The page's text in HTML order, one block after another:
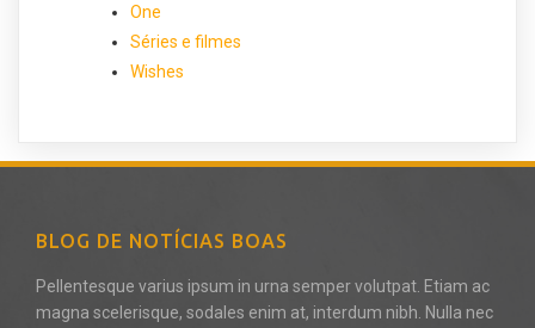
One
Séries e filmes
Wishes
BLOG DE NOTÍCIAS BOAS
Pellentesque varius ipsum in urna semper volutpat. Etiam ac
magna scelerisque, sodales enim at, interdum nibh. Nulla nec